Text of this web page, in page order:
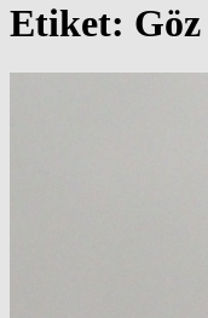
Etiket: